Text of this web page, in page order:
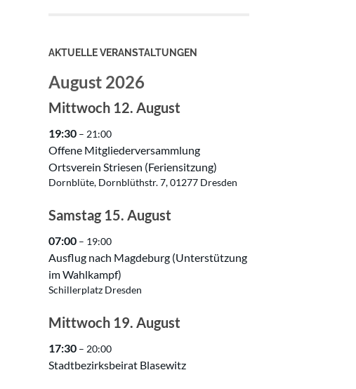
AKTUELLE VERANSTALTUNGEN
August 2026
Mittwoch 12. August
19:30 – 21:00
Offene Mitgliederversammlung
Ortsverein Striesen (Feriensitzung)
Dornblüte, Dornblüthstr. 7, 01277 Dresden
Samstag 15. August
07:00 – 19:00
Ausflug nach Magdeburg (Unterstützung
im Wahlkampf)
Schillerplatz Dresden
Mittwoch 19. August
17:30 – 20:00
Stadtbezirksbeirat Blasewitz